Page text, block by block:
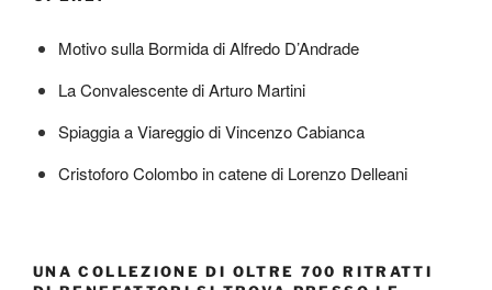
Motivo sulla Bormida di Alfredo D’Andrade
La Convalescente di Arturo Martini
Spiaggia a Viareggio di Vincenzo Cabianca
Cristoforo Colombo in catene di Lorenzo Delleani
UNA COLLEZIONE DI OLTRE 700 RITRATTI